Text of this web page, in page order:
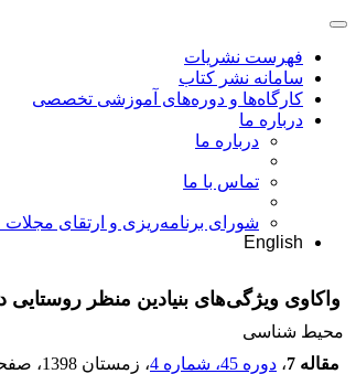
فهرست نشریات
سامانه نشر کتاب
کارگاه‌ها و دوره‌های آموزشی تخصصی
درباره ما
درباره ما
تماس با ما
شورای برنامه‌ریزی و ارتقای
English
واکاوی ویژگی‌های بنیادین منظر
محیط شناسی
مقاله 7
، دوره 45، شماره 4 ، زمستان 1398 ،